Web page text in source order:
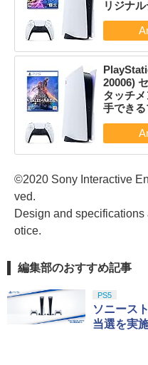
リジナ
20006)
タッチ
手でき
©2020 Sony Interactive
ved.
Design and
otice.
編集部のおすすめ記事
PS5
ソニース
当選を実